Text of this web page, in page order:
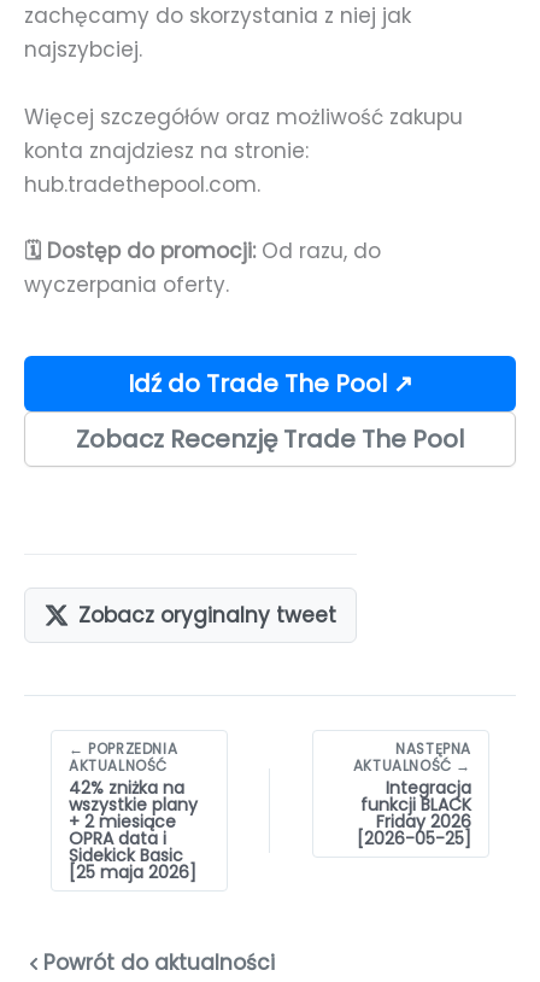
zachęcamy do skorzystania z niej jak
najszybciej.
Więcej szczegółów oraz możliwość zakupu
konta znajdziesz na stronie:
hub.tradethepool.com.
🗓️ Dostęp do promocji:Od razu, do
wyczerpania oferty.
Idź do Trade The Pool ↗
Zobacz Recenzję Trade The Pool
Zobacz oryginalny tweet
Nawigacja
wpisów
← POPRZEDNIA
AKTUALNOŚĆ
42% zniżka na
wszystkie plany
+ 2 miesiące
OPRA data i
Sidekick Basic
[25 maja 2026]
NASTĘPNA
AKTUALNOŚĆ →
Integracja
funkcji BLACK
Friday 2026
[2026-05-25]
Powrót do aktualności